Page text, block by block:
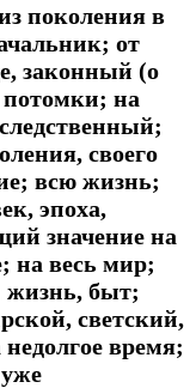
поколения в
от
законный (о
на
своего
всю жизнь;
эпоха,
значение на
на весь мир;
жизнь, быт;
светский,
время;